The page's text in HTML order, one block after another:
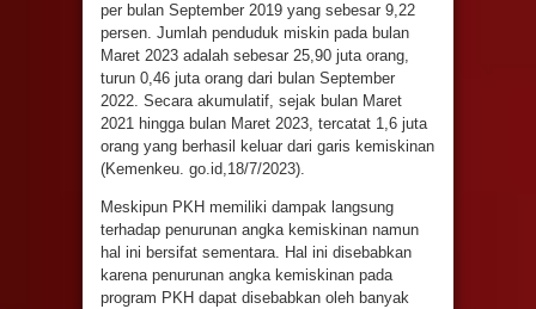
per bulan September 2019 yang sebesar 9,22
persen. Jumlah penduduk miskin pada bulan
Maret 2023 adalah sebesar 25,90 juta orang,
turun 0,46 juta orang dari bulan September
2022. Secara akumulatif, sejak bulan Maret
2021 hingga bulan Maret 2023, tercatat 1,6 juta
orang yang berhasil keluar dari garis kemiskinan
(Kemenkeu. go.id,18/7/2023).
Meskipun PKH memiliki dampak langsung
terhadap penurunan angka kemiskinan namun
hal ini bersifat sementara. Hal ini disebabkan
karena penurunan angka kemiskinan pada
program PKH dapat disebabkan oleh banyak